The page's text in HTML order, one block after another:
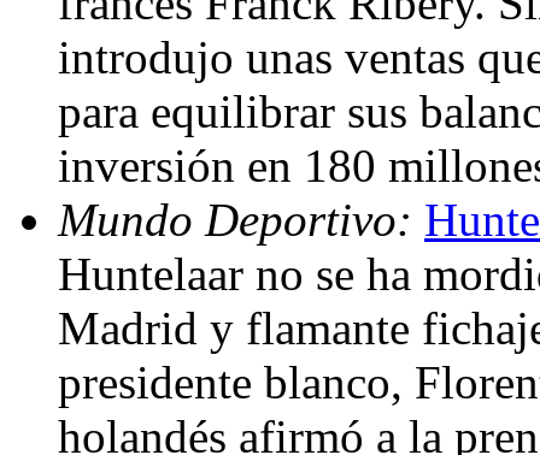
introdujo unas ventas
para equilibrar sus
inversión en 180
Mundo Deportivo:
Huntelaar no se ha
Madrid y flamante
presidente blanco,
holandés afirmó a la